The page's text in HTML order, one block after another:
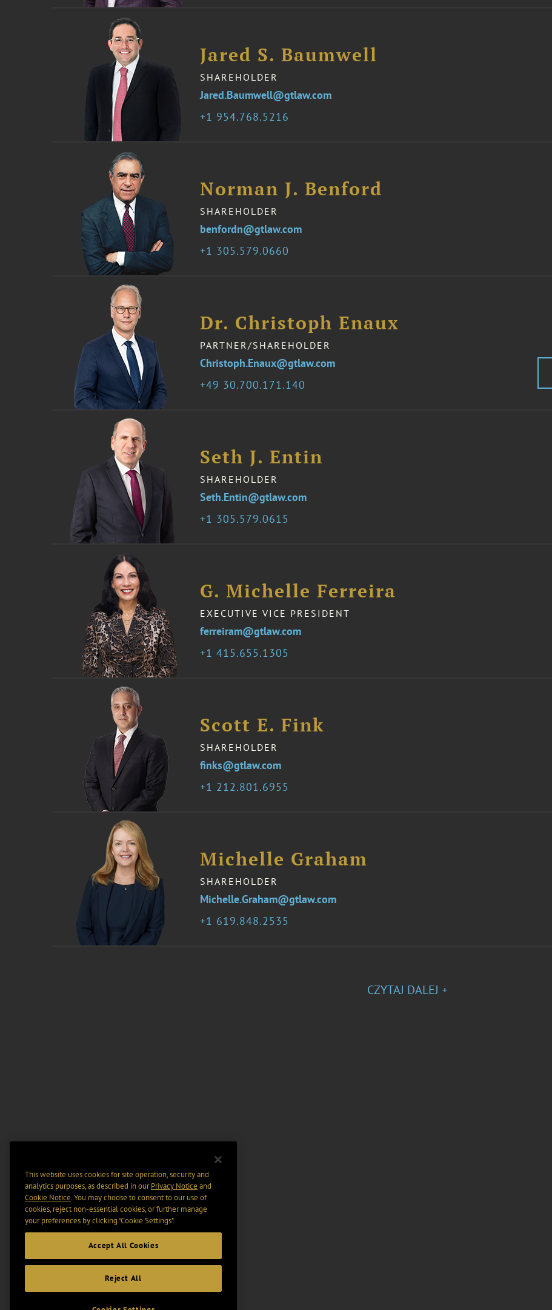
Jared S. Baumwell
SHAREHOLDER
1 954.768.5216
Jared.Baumwell@gtlaw.com
Norman J. Benford
SHAREHOLDER
1 305.579.0660
benfordn@gtlaw.com
Dr. Christoph Enaux
PARTNER/SHAREHOLDER
49 30.700.171.140
Christoph.Enaux@gtlaw.com
Seth J. Entin
SHAREHOLDER
1 305.579.0615
Seth.Entin@gtlaw.com
G. Michelle Ferreira
EXECUTIVE VICE PRESIDENT
1 415.655.1305
ferreiram@gtlaw.com
Scott E. Fink
SHAREHOLDER
1 212.801.6955
finks@gtlaw.com
Michelle Graham
SHAREHOLDER
1 619.848.2535
Michelle.Graham@gtlaw.com
CZYTAJ DALEJ +
This website uses cookies for site operation, security and
analytics purposes, as described in ourPrivacy Notice and
Cookie Notice. You may choose to consent to our use of
cookies, reject non-essential cookies, or further manage
your preferences by clicking “Cookie Settings".
Accept All Cookies
Reject All